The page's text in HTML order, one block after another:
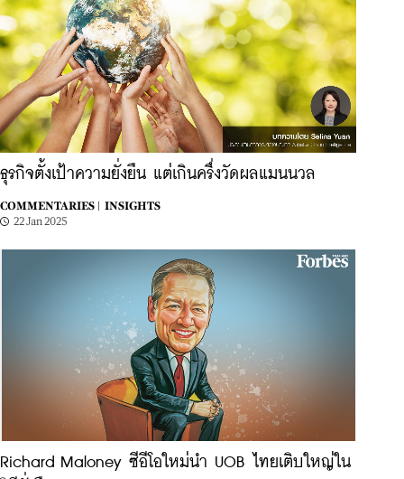
ธุรกิจตั้งเป้าความยั่งยืน แต่เกินครึ่งวัดผลแมนนวล
COMMENTARIES |
INSIGHTS
22 Jan 2025
Richard Maloney ซีอีโอใหม่นำ UOB ไทยเติบใหญ่ใน